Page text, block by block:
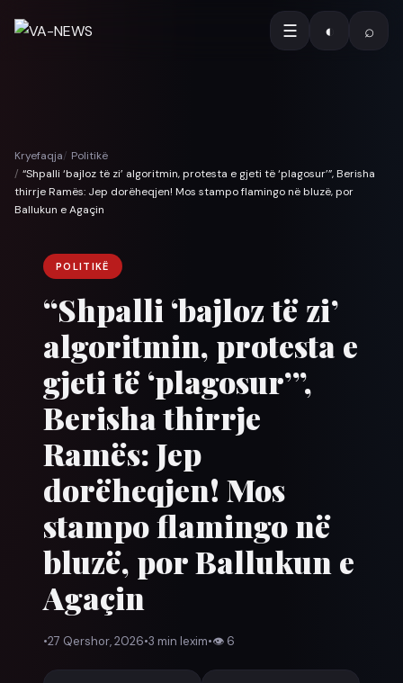
☰ ◐ ⌕
Kryefaqja
Politikë
“Shpalli ‘bajloz të zi’ algoritmin, protesta e gjeti të ‘plagosur’”, Berisha
thirrje Ramës: Jep dorëheqjen! Mos stampo flamingo në bluzë, por
Ballukun e Agaçin
POLITIKË
“Shpalli ‘bajloz të zi’
algoritmin, protesta e
gjeti të ‘plagosur’”,
Berisha thirrje
Ramës: Jep
dorëheqjen! Mos
stampo flamingo në
bluzë, por Ballukun e
Agaçin
•27 Qershor, 2026•3 min lexim•👁 6